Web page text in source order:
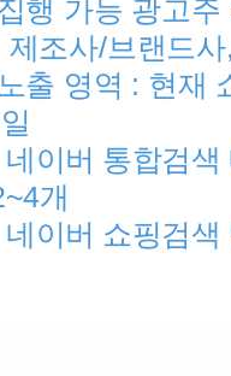
행 가능 광고
제조사/브랜드
출 영역 : 현재
네이버 통합검
개
네이버 쇼핑검